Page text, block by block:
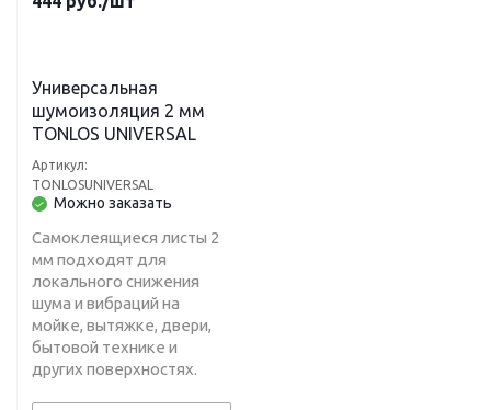
Универсальная
шумоизоляция 2 мм
TONLOS UNIVERSAL
Можно заказать
Артикул:
TONLOSUNIVERSAL
Самоклеящиеся листы 2
мм подходят для
локального снижения
шума и вибраций на
мойке, вытяжке, двери,
бытовой технике и
других поверхностях.